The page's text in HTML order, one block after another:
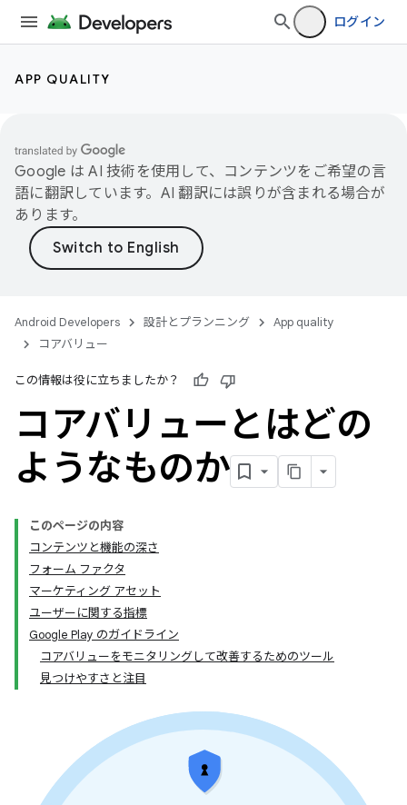
ログイン
APP QUALITY
Google は AI 技術を使用して、コンテンツをご希望の言
語に翻訳しています。AI 翻訳には誤りが含まれる場合が
あります。
Android Developers 設計とプランニング
App quality
コアバリュー
この情報は役に立ちましたか？
コアバリューとはどの
ようなものか
このページの内容
コンテンツと機能の深さ
フォーム ファクタ
マーケティング アセット
ユーザーに関する指標
Google Play のガイドライン
コアバリューをモニタリングして改善するためのツール
見つけやすさと注目